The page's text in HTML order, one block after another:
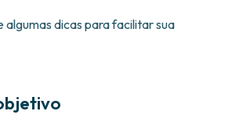
algumas dicas para facilitar sua